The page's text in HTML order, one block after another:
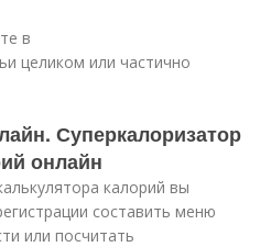
в
целиком или частично
Суперкалоризатор
онлайн
калорий вы
составить меню
или посчитать